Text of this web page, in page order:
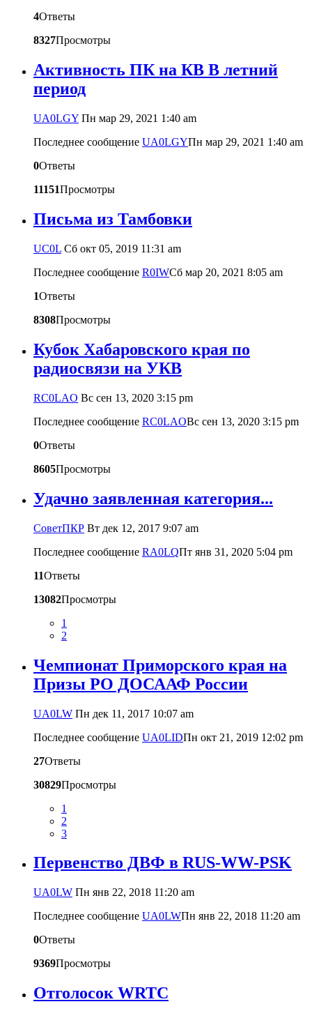
4Ответы
8327Просмотры
Активность ПК на КВ В летний
период
UA0LGY Пн мар 29, 2021 1:40 am
Последнее сообщение UA0LGYПн мар 29, 2021 1:40 am
0Ответы
11151Просмотры
Письма из Тамбовки
UC0L Сб окт 05, 2019 11:31 am
Последнее сообщение R0IWСб мар 20, 2021 8:05 am
1Ответы
8308Просмотры
Кубок Хабаровского края по
радиосвязи на УКВ
RC0LAO Вс сен 13, 2020 3:15 pm
Последнее сообщение RC0LAOВс сен 13, 2020 3:15 pm
0Ответы
8605Просмотры
Удачно заявленная категория...
CоветПКР Вт дек 12, 2017 9:07 am
Последнее сообщение RA0LQПт янв 31, 2020 5:04 pm
11Ответы
13082Просмотры
1
2
Чемпионат Приморского края на
Призы РО ДОСААФ России
UA0LW Пн дек 11, 2017 10:07 am
Последнее сообщение UA0LIDПн окт 21, 2019 12:02 pm
27Ответы
30829Просмотры
1
2
3
Первенство ДВФ в RUS-WW-PSK
UA0LW Пн янв 22, 2018 11:20 am
Последнее сообщение UA0LWПн янв 22, 2018 11:20 am
0Ответы
9369Просмотры
Отголосок WRTC